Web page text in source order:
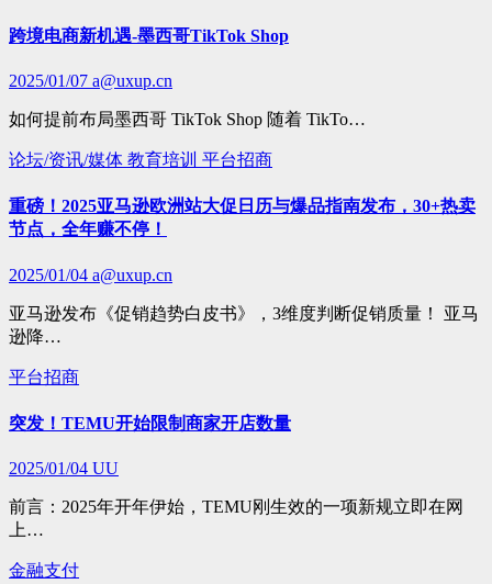
跨境电商新机遇-墨西哥TikTok Shop
2025/01/07 a@uxup.cn
如何提前布局墨西哥 TikTok Shop 随着 TikTo…
论坛/资讯/媒体 教育培训 平台招商
重磅！2025亚马逊欧洲站大促日历与爆品指南发布，30+热卖
节点，全年赚不停！
2025/01/04 a@uxup.cn
亚马逊发布《促销趋势白皮书》，3维度判断促销质量！ 亚马
逊降…
平台招商
突发！TEMU开始限制商家开店数量
2025/01/04 UU
前言：2025年开年伊始，TEMU刚生效的一项新规立即在网
上…
金融支付